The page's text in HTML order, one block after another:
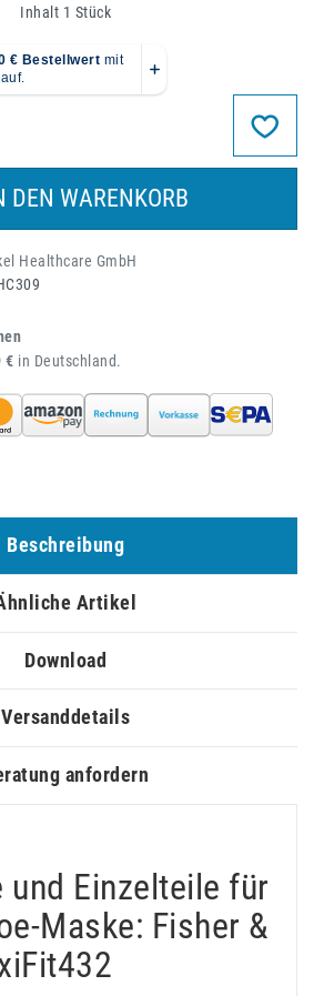
Inhalt 1 Stück
DEN WARENKORB
Healthcare GmbH
€ in Deutschland.
Beschreibung
Artikel
Download
Versanddetails
anfordern
und Einzelteile für
Maske: Fisher &